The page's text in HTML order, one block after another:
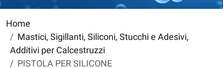
Home
Mastici, Sigillanti, Siliconi, Stucchi e Adesivi,
Additivi per Calcestruzzi
PISTOLA PER SILICONE